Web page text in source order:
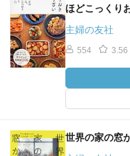
ほどこっくり
主婦の友社
554 3.56
世界の家の窓